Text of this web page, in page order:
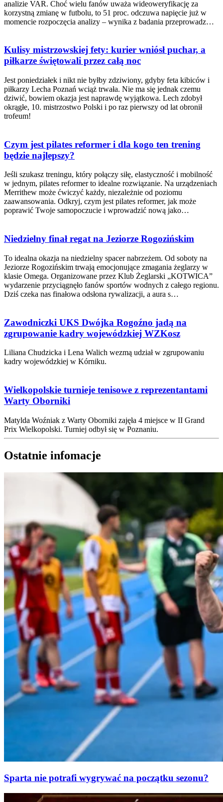
analizie VAR. Choć wielu fanów uważa wideoweryfikację za
korzystną zmianę w futbolu, to 51 proc. odczuwa napięcie już w
momencie rozpoczęcia analizy – wynika z badania przeprowadz…
Kulisy mistrzowskiej fety: kurier wniósł puchar, a
piłkarze świętowali przez całą noc
Jest poniedziałek i nikt nie byłby zdziwiony, gdyby feta kibiców i
piłkarzy Lecha Poznań wciąż trwała. Nie ma się jednak czemu
dziwić, bowiem okazja jest naprawdę wyjątkowa. Lech zdobył
okrągłe, 10. mistrzostwo Polski i po raz pierwszy od lat obronił
trofeum!
Czym jest pilates reformer i dla kogo ten trening
będzie najlepszy?
Jeśli szukasz treningu, który połączy siłę, elastyczność i mobilność
w jednym, pilates reformer to idealne rozwiązanie. Na urządzeniach
Merrithew może ćwiczyć każdy, niezależnie od poziomu
zaawansowania. Odkryj, czym jest pilates reformer, jak może
poprawić Twoje samopoczucie i wprowadzić nową jako…
Niedzielny finał regat na Jeziorze Rogozińskim
To idealna okazja na niedzielny spacer nabrzeżem. Od soboty na
Jeziorze Rogozińskim trwają emocjonujące zmagania żeglarzy w
klasie Omega. Organizowane przez Klub Żeglarski „KOTWICA”
wydarzenie przyciągnęło fanów sportów wodnych z całego regionu.
Dziś czeka nas finałowa odsłona rywalizacji, a aura s…
Zawodniczki UKS Dwójka Rogoźno jadą na
zgrupowanie kadry wojewódzkiej WZKosz
Liliana Chudzicka i Lena Walich wezmą udział w zgrupowaniu
kadry wojewódzkiej w Kórniku.
Wielkopolskie turnieje tenisowe z reprezentantami
Warty Oborniki
Matylda Woźniak z Warty Oborniki zajęła 4 miejsce w II Grand
Prix Wielkopolski. Turniej odbył się w Poznaniu.
Ostatnie infomacje
Sparta nie potrafi wygrywać na początku sezonu?